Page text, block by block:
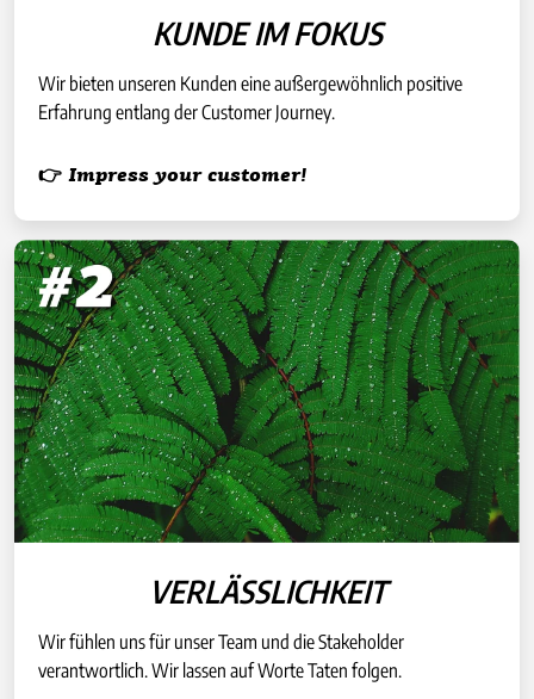
KUNDE IM FOKUS
Wir bieten unseren Kunden eine außergewöhnlich positive
Erfahrung entlang der Customer Journey.
👉 Impress your customer!
VERLÄSSLICHKEIT
Wir fühlen uns für unser Team und die Stakeholder
verantwortlich. Wir lassen auf Worte Taten folgen.